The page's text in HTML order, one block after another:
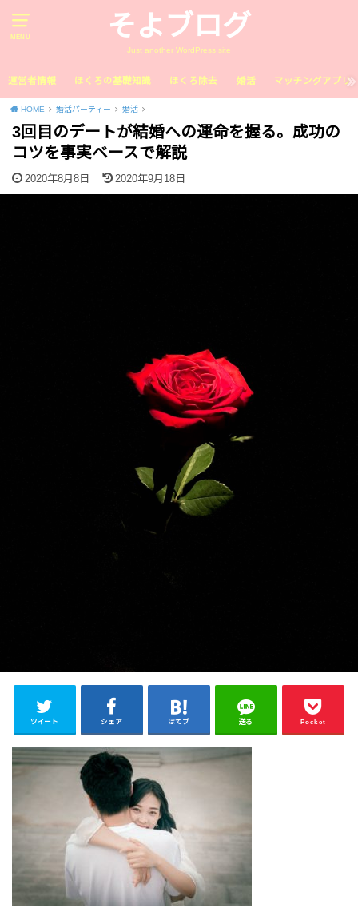
MENU そよブログ
Just another WordPress site
運営者情報 ほくろの基礎知識 ほくろ除去 婚活 マッチングアプリ
HOME 婚活パーティー 婚活
3回目のデートが結婚への運命を握る。成功の
コツを事実ベースで解説
2020年8月8日 2020年9月18日
ツイート シェア はてブ 送る Pocket